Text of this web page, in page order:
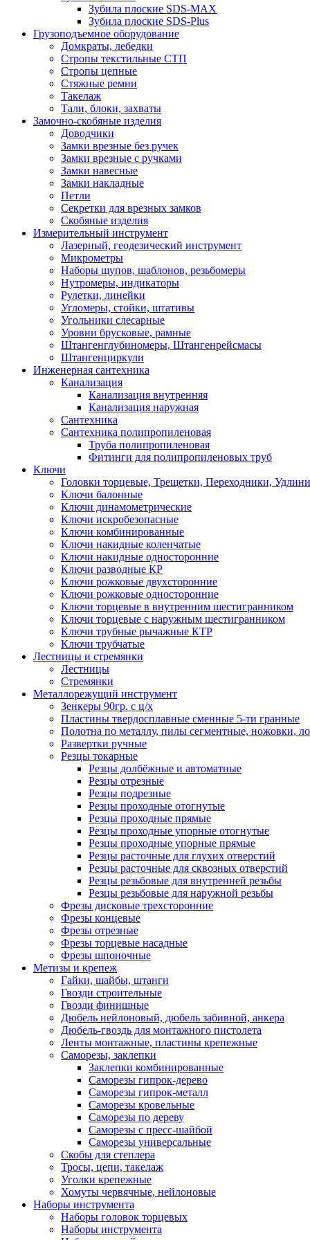
Зубила плоские SDS-MAX
Зубила плоские SDS-Plus
Грузоподъемное оборудование
Домкраты, лебедки
Стропы текстильные СТП
Стропы цепные
Стяжные ремни
Такелаж
Тали, блоки, захваты
Замочно-скобяные изделия
Доводчики
Замки врезные без ручек
Замки врезные с ручками
Замки навесные
Замки накладные
Петли
Секретки для врезных замков
Скобяные изделия
Измерительный инструмент
Лазерный, геодезический инструмент
Микрометры
Наборы щупов, шаблонов, резьбомеры
Нутромеры, индикаторы
Рулетки, линейки
Угломеры, стойки, штативы
Угольники слесарные
Уровни брусковые, рамные
Штангенглубиномеры, Штангенрейсмасы
Штангенциркули
Инженерная сантехника
Канализация
Канализация внутренняя
Канализация наружная
Сантехника
Сантехника полипропиленовая
Труба полипропиленовая
Фитинги для полипропиленовых труб
Ключи
Головки торцевые, Трещетки, Переходники,
Ключи балонные
Ключи динамометрические
Ключи искробезопасные
Ключи комбинированные
Ключи накидные коленчатые
Ключи накидные односторонние
Ключи разводные КР
Ключи рожковые двухсторонние
Ключи рожковые односторонние
Ключи торцевые в внутренним шестигранником
Ключи торцевые с наружным шестигранником
Ключи трубные рычажные КТР
Ключи трубчатые
Лестницы и стремянки
Лестницы
Стремянки
Металлорежущий инструмент
Зенкеры 90гр. с ц/х
Пластины твердосплавные сменные 5-ти гранные
Полотна по металлу, пилы сегментные, ножовки,
Развертки ручные
Резцы токарные
Резцы долбёжные и автоматные
Резцы отрезные
Резцы подрезные
Резцы проходные отогнутые
Резцы проходные прямые
Резцы проходные упорные отогнутые
Резцы проходные упорные прямые
Резцы расточные для глухих отверстий
Резцы расточные для сквозных отверстий
Резцы резьбовые для внутренней резьбы
Резцы резьбовые для наружной резьбы
Фрезы дисковые трехсторонние
Фрезы концевые
Фрезы отрезные
Фрезы торцевые насадные
Фрезы шпоночные
Метизы и крепеж
Гайки, шайбы, штанги
Гвозди строительные
Гвозди финишные
Дюбель нейлоновый, дюбель забивной, анкера
Дюбель-гвоздь для монтажного пистолета
Ленты монтажные, пластины крепежные
Саморезы, заклепки
Заклепки комбинированные
Саморезы гипрок-дерево
Саморезы гипрок-металл
Саморезы кровельные
Саморезы по дереву
Саморезы с пресс-шайбой
Саморезы универсальные
Скобы для степлера
Тросы, цепи, такелаж
Уголки крепежные
Хомуты червячные, нейлоновые
Наборы инструмента
Наборы головок торцевых
Наборы инструмента